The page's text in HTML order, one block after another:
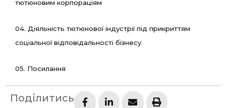
тютюновим корпораціям
04. Діяльність тютюнової індустрії під прикриттям
соціальної відповідальності бізнесу
05. Посилання
Поділитись